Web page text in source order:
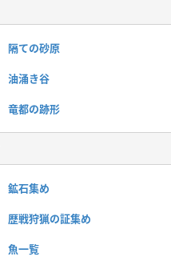
隔ての砂原
油涌き谷
竜都の跡形
鉱石集め
歴戦狩猟の証集め
魚一覧